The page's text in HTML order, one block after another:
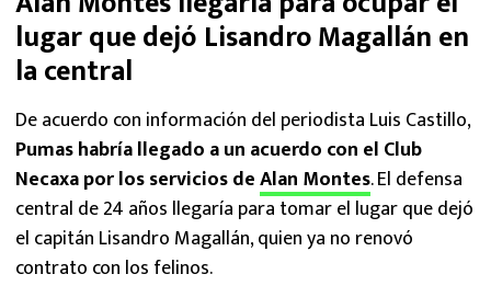
lugar que dejó Lisandro Magallán en
la central
De acuerdo con información del periodista Luis Castillo,
Pumas habría llegado a un acuerdo con el Club
Necaxa por los servicios deAlan Montes. El defensa
central de 24 años llegaría para tomar el lugar que dejó
el capitán Lisandro Magallán, quien ya no renovó
contrato con los felinos.